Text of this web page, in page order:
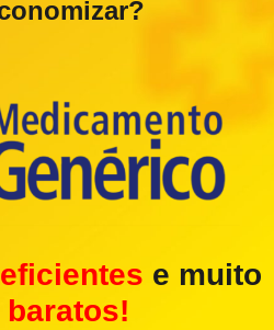
e muito
baratos!